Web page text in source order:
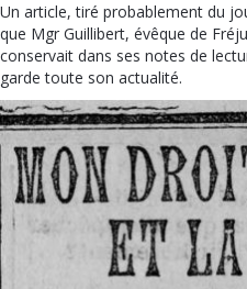
Un article, tiré probablement du
que Mgr Guillibert, évêque de
conservait dans ses notes de
garde toute son actualité.